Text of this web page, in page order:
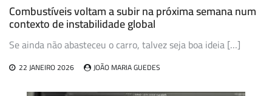
Combustíveis voltam a subir na próxima semana num
contexto de instabilidade global
Se ainda não abasteceu o carro, talvez seja boa ideia […]
22 JANEIRO 2026 JOÃO MARIA GUEDES